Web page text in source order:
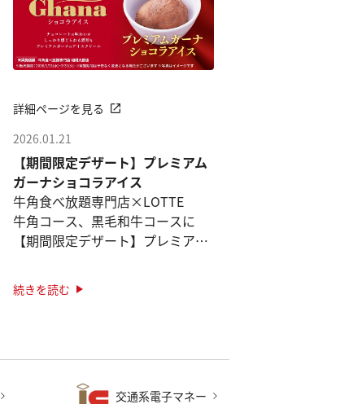
詳細ページを見る
2026.01.21
【期間限定デザート】プレミアム
ガーナショコラアイス
牛角食べ放題専門店×LOTTE
牛角コース、黒毛和牛コースに
【期間限定デザート】プレミアム
※2026年3月31日までの期間限定
では販 ···
続きを読む
交通系電子マネー